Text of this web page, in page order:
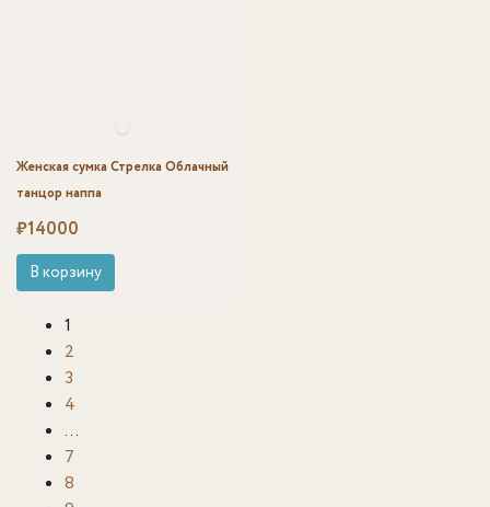
Женская сумка Стрелка Облачный
танцор наппа
₽14000
В корзину
1
2
3
4
…
7
8